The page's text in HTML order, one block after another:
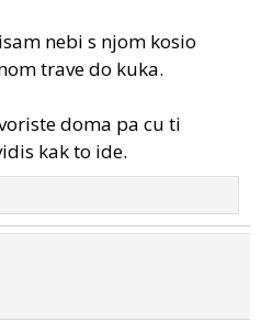
nebi s njom kosio
trave do kuka.
doma pa cu ti
kak to ide.